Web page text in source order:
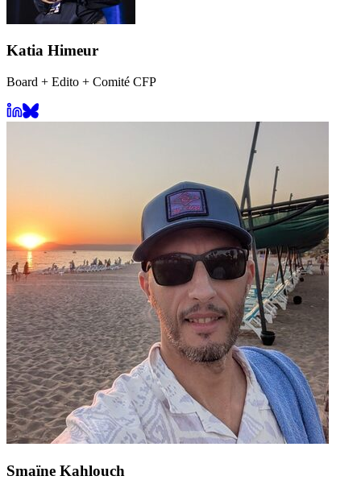
Katia Himeur
Board + Edito + Comité CFP
Smaïne Kahlouch